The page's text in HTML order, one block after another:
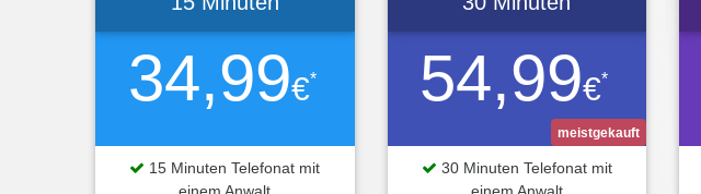
34,99€*
15 Minuten Telefonat mit
einem Anwalt
54,99€*
meistgekauft
30 Minuten Telefonat mit
einem Anwalt